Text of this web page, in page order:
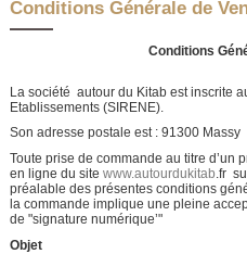
Conditions Générale de
Conditions
La société autour du Kitab est inscrite
Etablissements (SIRENE).
Son adresse postale est : 91300 Massy
Toute prise de commande au titre d’un
en ligne du site www.autourdukitab.fr
préalable des présentes conditions
la commande implique une pleine
de "signature numérique’"
Objet